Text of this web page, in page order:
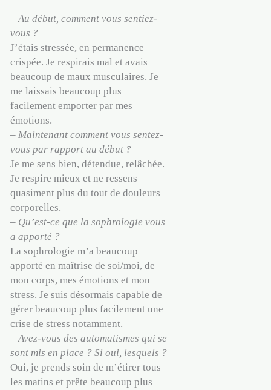
–Au début, comment vous sentiez-
vous ?
J’étais stressée, en permanence
crispée. Je respirais mal et avais
beaucoup de maux musculaires. Je
me laissais beaucoup plus
facilement emporter par mes
émotions.
–Maintenant comment vous sentez-
vous par rapport au début ?
Je me sens bien, détendue, relâchée.
Je respire mieux et ne ressens
quasiment plus du tout de douleurs
corporelles.
– Qu’est-ce que la sophrologie vous
a apporté ?
La sophrologie m’a beaucoup
apporté en maîtrise de soi/moi, de
mon corps, mes émotions et mon
stress. Je suis désormais capable de
gérer beaucoup plus facilement une
crise de stress notamment.
–Avez-vous des automatismes qui se
sont mis en place ? Si oui, lesquels ?
Oui, je prends soin de m’étirer tous
les matins et prête beaucoup plus